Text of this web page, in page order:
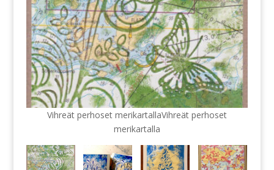
Vihreät perhoset merikartallaVihreät perhoset
merikartalla